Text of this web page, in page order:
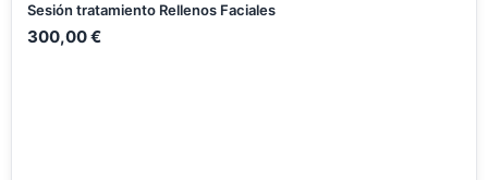
Sesión tratamiento Rellenos Faciales
300,00€